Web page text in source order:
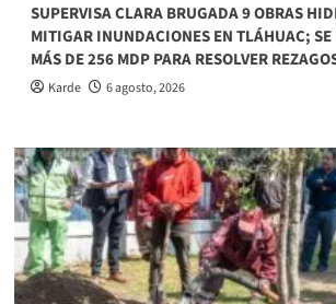
SUPERVISA CLARA BRUGADA 9 OBRAS
MITIGAR INUNDACIONES EN TLÁHUAC;
MÁS DE 256 MDP PARA RESOLVER
Karde 6 agosto, 2026